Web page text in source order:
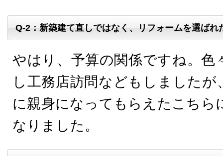
Q-2：新築建て直しではなく、リフォームを選ばれ
やはり、予算の関係ですね。色
し工務店訪問などもしましたが
に親身になってもらえたこちら
なりました。